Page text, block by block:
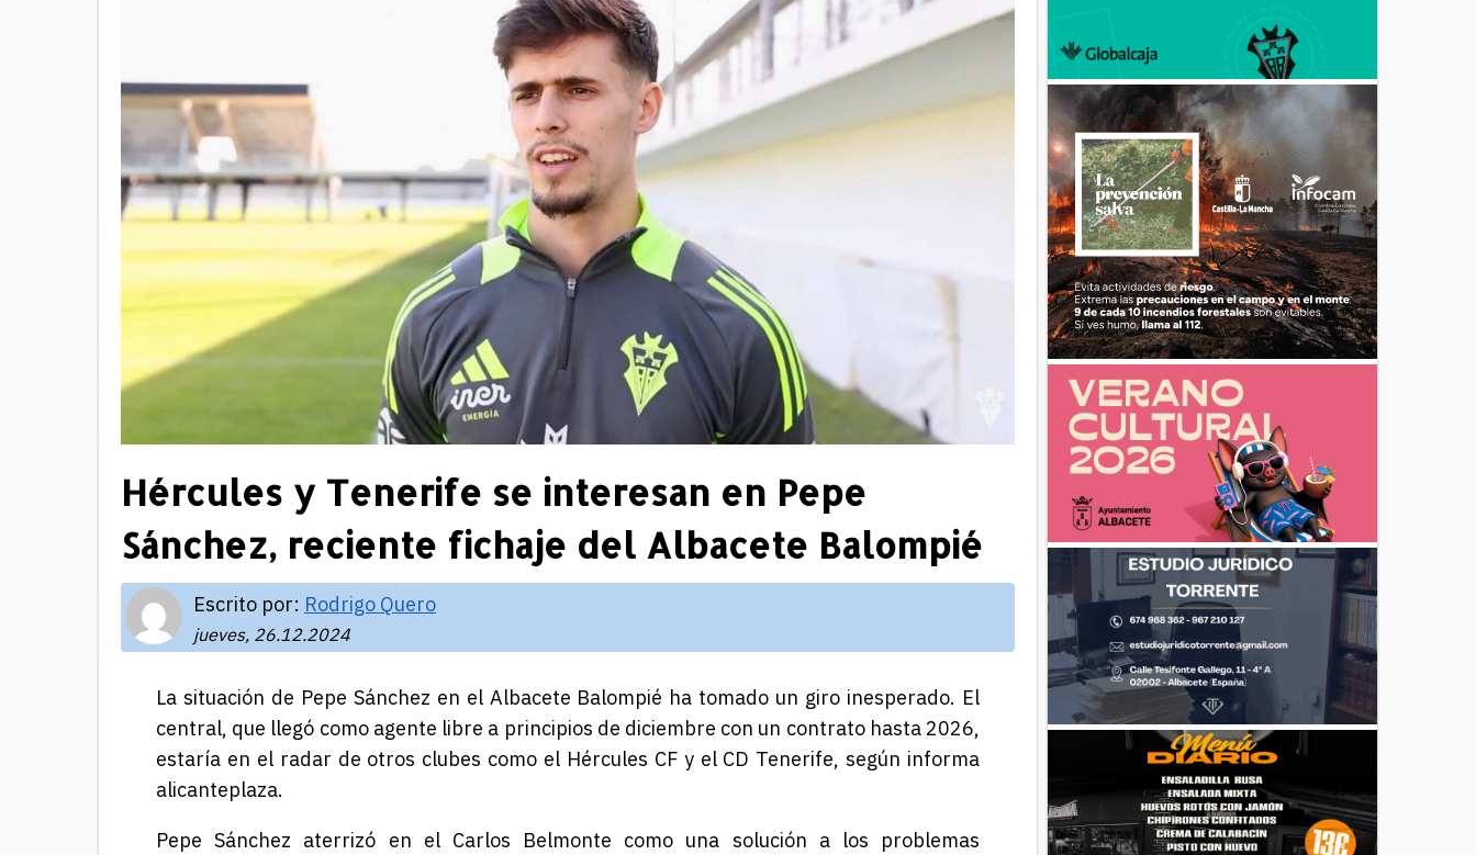
Hércules y Tenerife se interesan en Pepe
Sánchez, reciente fichaje del Albacete Balompié
Escrito por: Rodrigo Quero
jueves, 26.12.2024
La situación de Pepe Sánchez en el Albacete Balompié ha tomado un giro inesperado. El
central, que llegó como agente libre a principios de diciembre con un contrato hasta 2026,
estaría en el radar de otros clubes como el Hércules CF y el CD Tenerife, según informa
alicanteplaza.
Pepe Sánchez aterrizó en el Carlos Belmonte como una solución a los problemas